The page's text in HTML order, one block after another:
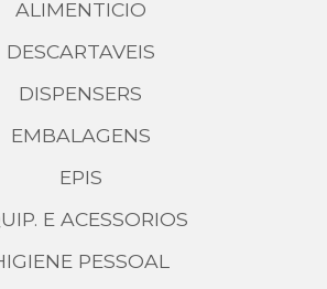
ALIMENTICIO
DESCARTAVEIS
DISPENSERS
EMBALAGENS
EPIS
E ACESSORIOS
PESSOAL